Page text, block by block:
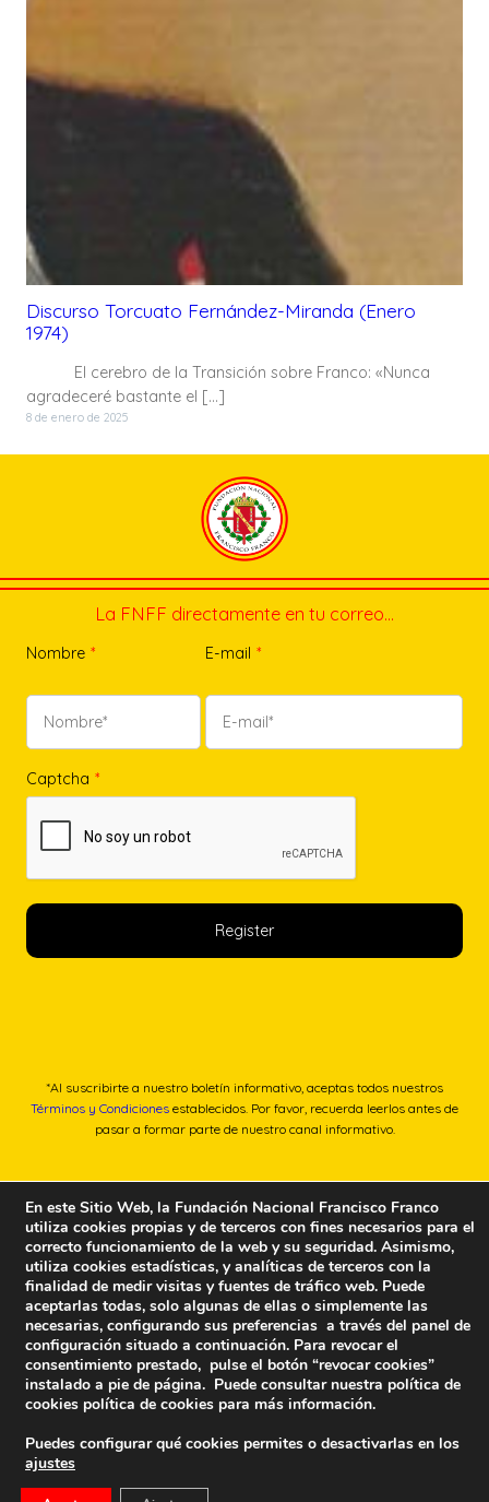
Discurso Torcuato Fernández-Miranda (Enero
1974)
El cerebro de la Transición sobre Franco: «Nunca
agradeceré bastante el […]
8 de enero de 2025
La FNFF directamente en tu correo…
Nombre * E-mail *
Captcha *
*Al suscribirte a nuestro boletín informativo, aceptas todos nuestros
Términos y Condiciones establecidos. Por favor, recuerda leerlos antes de
pasar a formar parte de nuestro canal informativo.
En este Sitio Web, la Fundación Nacional Francisco Franco
utiliza cookies propias y de terceros con fines necesarios para el
correcto funcionamiento de la web y su seguridad. Asimismo,
utiliza cookies estadísticas, y analíticas de terceros con la
finalidad de medir visitas y fuentes de tráfico web. Puede
aceptarlas todas, solo algunas de ellas o simplemente las
necesarias, configurando sus preferencias a través del panel de
configuración situado a continuación. Para revocar el
consentimiento prestado, pulse el botón “revocar cookies”
instalado a pie de página. Puede consultar nuestra política de
cookies política de cookies para más información.
Puedes configurar qué cookies permites o desactivarlas en los
ajustes